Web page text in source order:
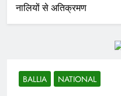
नालियों से अतिक्रमण
BALLIA NATIONAL